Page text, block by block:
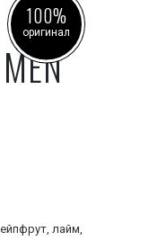
100%
оригинал
лайм,